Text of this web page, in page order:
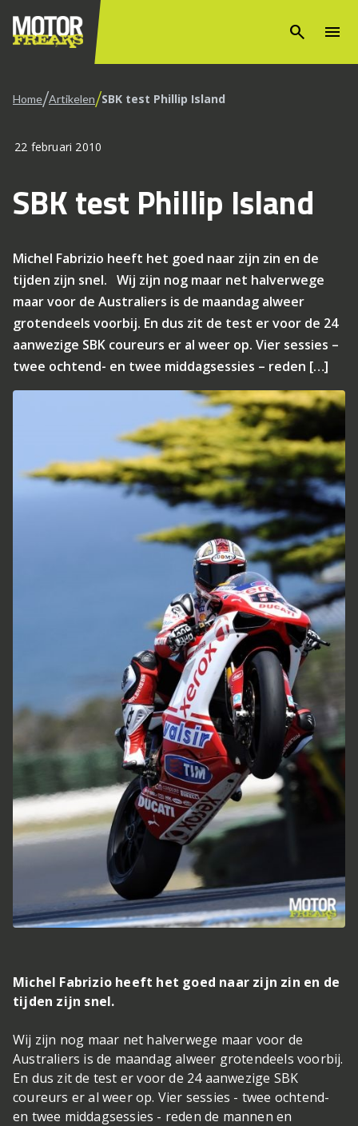
search menu
Home/Artikelen/SBK test Phillip Island
22 februari 2010
SBK test Phillip Island
Michel Fabrizio heeft het goed naar zijn zin en de
tijden zijn snel. Wij zijn nog maar net halverwege
maar voor de Australiers is de maandag alweer
grotendeels voorbij. En dus zit de test er voor de 24
aanwezige SBK coureurs er al weer op. Vier sessies –
twee ochtend- en twee middagsessies – reden […]
Michel Fabrizio heeft het goed naar zijn zin en de
tijden zijn snel.
Wij zijn nog maar net halverwege maar voor de
Australiers is de maandag alweer grotendeels voorbij.
En dus zit de test er voor de 24 aanwezige SBK
coureurs er al weer op. Vier sessies - twee ochtend-
en twee middagsessies - reden de mannen en